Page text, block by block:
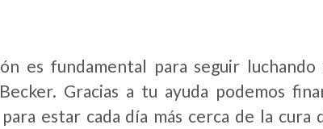
es fundamental para seguir
Gracias a tu ayuda podemos
estar cada día más cerca de la